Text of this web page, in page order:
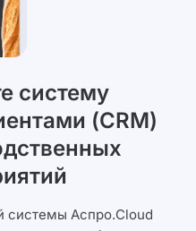
систему
(CRM)
системы Аспро.Cloud